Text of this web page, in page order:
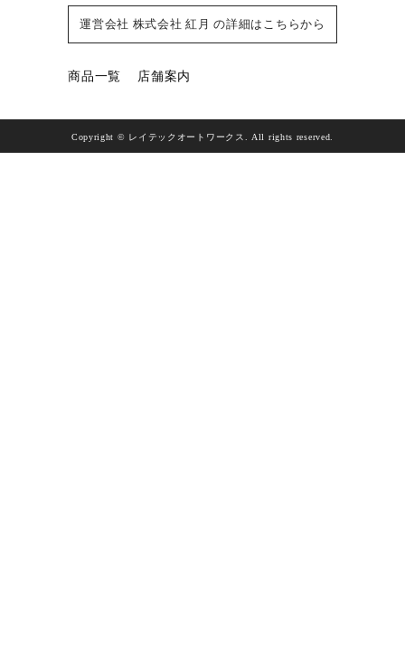
運営会社 株式会社 紅月 の詳細はこちらから
商品一覧 店舗案内
Copyright © レイテックオートワークス. All rights reserved.